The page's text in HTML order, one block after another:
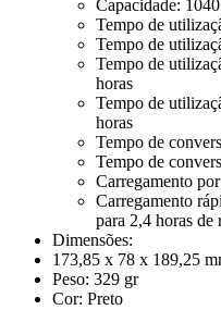
Capacidade:
Tempo de
Tempo de
Tempo de
horas
Tempo de
horas
Tempo de
Tempo de
Carregamento
Carregamento
para 2,4 horas de
Dimensões:
173,85 x 78 x 189,25
Peso: 329 gr
Cor: Preto